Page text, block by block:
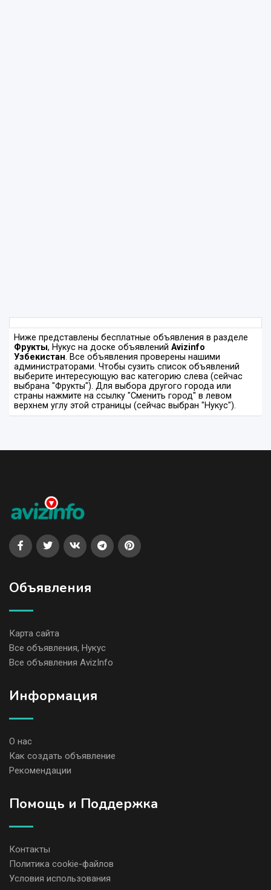
Ниже представлены бесплатные объявления в разделе
Фрукты, Нукус на доске объявлений Avizinfo
Узбекистан. Все объявления проверены нашими
администраторами. Чтобы сузить список объявлений
выберите интересующую вас категорию слева (сейчас
выбрана "Фрукты"). Для выбора другого города или
страны нажмите на ссылку "Сменить город" в левом
верхнем углу этой страницы (сейчас выбран "Нукус").
Объявления
Карта сайта
Все объявления, Нукус
Все объявления AvizInfo
Информация
О нас
Как создать объявление
Рекомендации
Помощь и Поддержка
Контакты
Политика cookie-файлов
Условия использования